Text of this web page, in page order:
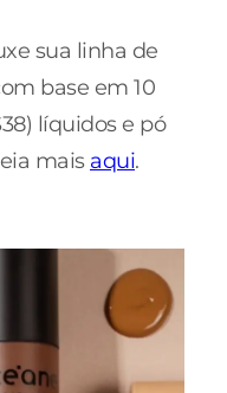
sua linha de
base em 10
líquidos e pó
mais aqui.